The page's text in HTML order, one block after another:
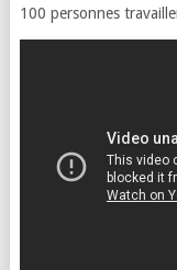
100 personnes